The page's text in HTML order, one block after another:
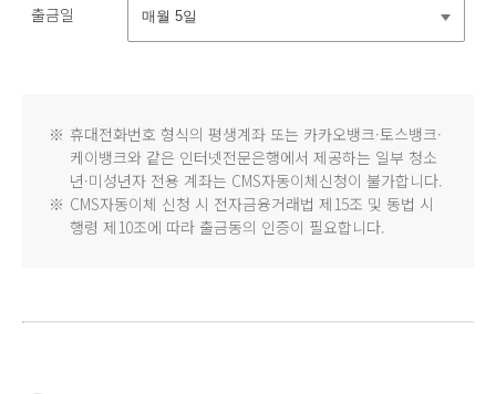
출금일
※ 휴대전화번호 형식의 평생계좌 또는 카카오뱅크·토스뱅크·
케이뱅크와 같은 인터넷전문은행에서 제공하는 일부 청소
년·미성년자 전용 계좌는 CMS자동이체신청이 불가합니다.
※ CMS자동이체 신청 시 전자금융거래법 제15조 및 동법 시
행령 제10조에 따라 출금동의 인증이 필요합니다.